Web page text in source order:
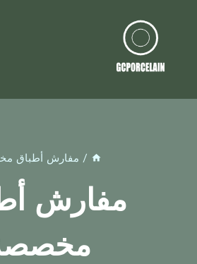
المحتوى
/ مفارش أطباق
مفارش